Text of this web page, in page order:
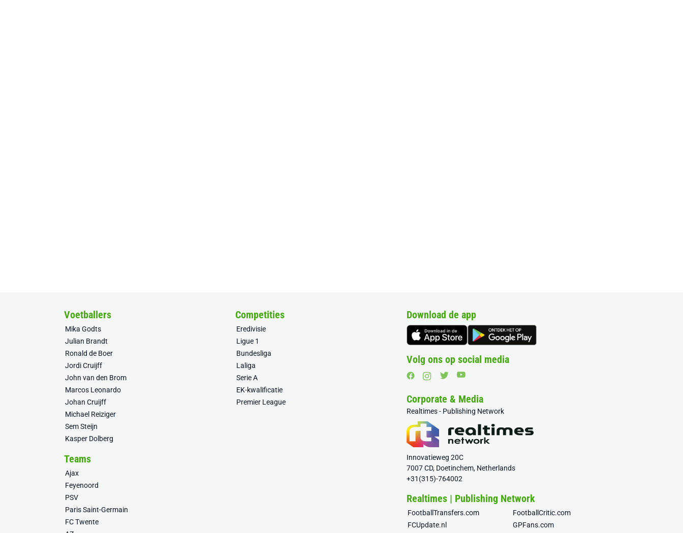
Voetballers
Mika Godts
Julian Brandt
Ronald de Boer
Jordi Cruijff
John van den Brom
Marcos Leonardo
Johan Cruijff
Michael Reiziger
Sem Steijn
Kasper Dolberg
Competities
Eredivisie
Ligue 1
Bundesliga
Laliga
Serie A
EK-kwalificatie
Premier League
Teams
Ajax
Feyenoord
PSV
Paris Saint-Germain
FC Twente
Download de app
Volg ons op social media
Corporate & Media
Realtimes - Publishing Network
Innovatieweg 20C
7007 CD, Doetinchem, Netherlands
+31(315)-764002
Realtimes | Publishing Network
FootballTransfers.com
FootballCritic.com
FCUpdate.nl
GPFans.com